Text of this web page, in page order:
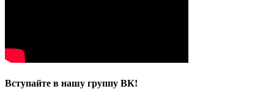
Вступайте в нашу группу ВК!